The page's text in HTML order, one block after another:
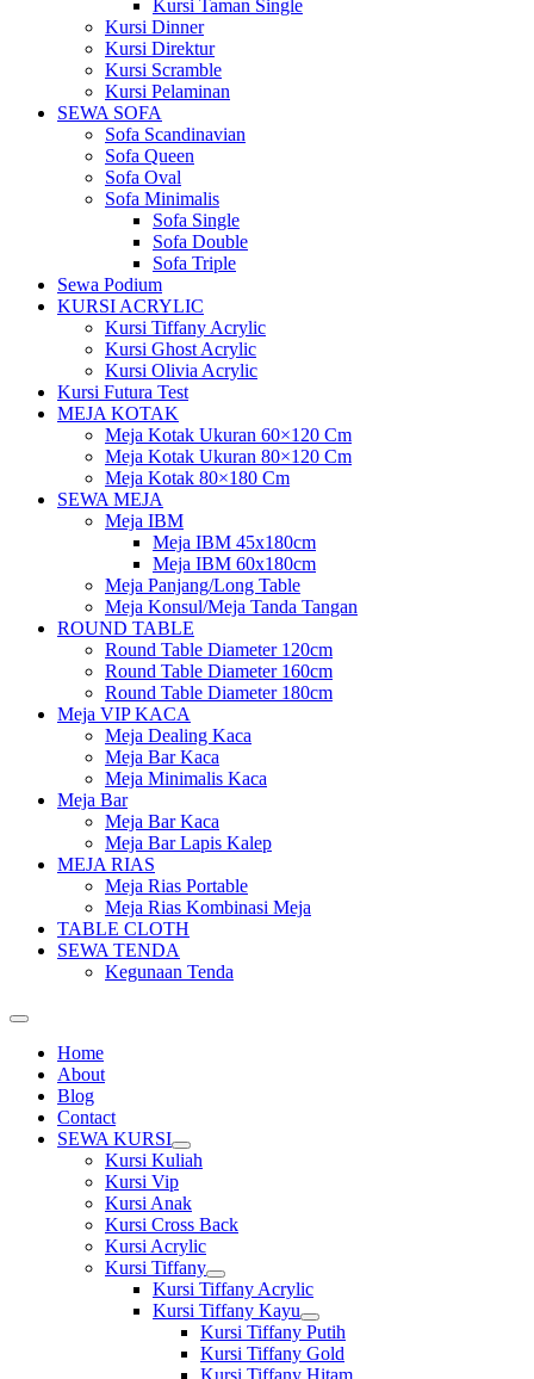
Kursi Taman Single
Kursi Dinner
Kursi Direktur
Kursi Scramble
Kursi Pelaminan
SEWA SOFA
Sofa Scandinavian
Sofa Queen
Sofa Oval
Sofa Minimalis
Sofa Single
Sofa Double
Sofa Triple
Sewa Podium
KURSI ACRYLIC
Kursi Tiffany Acrylic
Kursi Ghost Acrylic
Kursi Olivia Acrylic
Kursi Futura Test
MEJA KOTAK
Meja Kotak Ukuran 60×120 Cm
Meja Kotak Ukuran 80×120 Cm
Meja Kotak 80×180 Cm
SEWA MEJA
Meja IBM
Meja IBM 45x180cm
Meja IBM 60x180cm
Meja Panjang/Long Table
Meja Konsul/Meja Tanda Tangan
ROUND TABLE
Round Table Diameter 120cm
Round Table Diameter 160cm
Round Table Diameter 180cm
Meja VIP KACA
Meja Dealing Kaca
Meja Bar Kaca
Meja Minimalis Kaca
Meja Bar
Meja Bar Kaca
Meja Bar Lapis Kalep
MEJA RIAS
Meja Rias Portable
Meja Rias Kombinasi Meja
TABLE CLOTH
SEWA TENDA
Kegunaan Tenda
Home
About
Blog
Contact
SEWA KURSI
Show
sub
Kursi Kuliah
Kursi Vip
Kursi Anak
Kursi Cross Back
Kursi Acrylic
Kursi Tiffany
Show
sub
menu
Kursi Tiffany Acrylic
Kursi Tiffany Kayu
Show
sub
menu
Kursi Tiffany Putih
Kursi Tiffany Gold
Kursi Tiffany Hitam